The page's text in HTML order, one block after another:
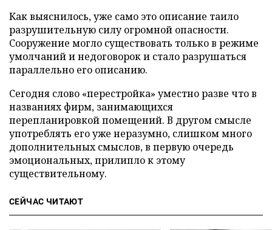
Как выяснилось, уже само это описание таило
разрушительную силу огромной опасности.
Сооружение могло существовать только в режиме
умолчаний и недоговорок и стало разрушаться
параллельно его описанию.
Сегодня слово «перестройка» уместно разве что в
названиях фирм, занимающихся
перепланировкой помещений. В другом смысле
употреблять его уже неразумно, слишком много
дополнительных смыслов, в первую очередь
эмоциональных, прилипло к этому
существительному.
СЕЙЧАС ЧИТАЮТ